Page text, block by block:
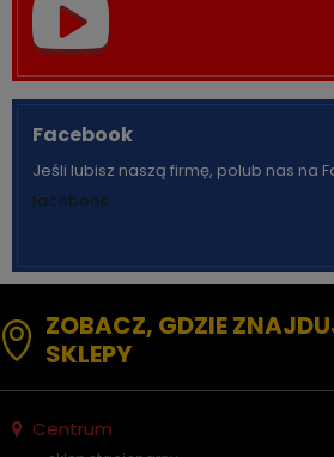
Facebook
Jeśli lubisz naszą firmę, polub nas na
facebook
ZOBACZ, GDZIE
SKLEPY
Centrum